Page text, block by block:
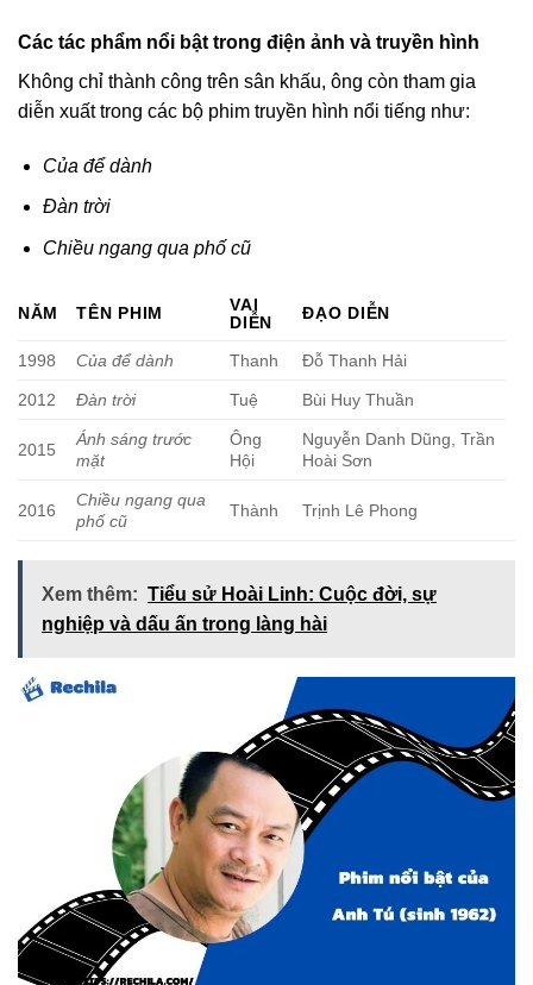
Các tác phẩm nổi bật trong điện ảnh và truyền hình
Không chỉ thành công trên sân khấu, ông còn tham gia
diễn xuất trong các bộ phim truyền hình nổi tiếng như:
Của để dành
Đàn trời
Chiều ngang qua phố cũ
NĂM TÊN PHIM
VAI
DIỄN
ĐẠO DIỄN
1998 Của để dành Thanh Đỗ Thanh Hải
2012 Đàn trời Tuệ Bùi Huy Thuần
2015
Ánh sáng trước
mặt
Ông
Hội
Nguyễn Danh Dũng, Trần
Hoài Sơn
2016
Chiều ngang qua
phố cũ
Thành Trịnh Lê Phong
Xem thêm: Tiểu sử Hoài Linh: Cuộc đời, sự
nghiệp và dấu ấn trong làng hài